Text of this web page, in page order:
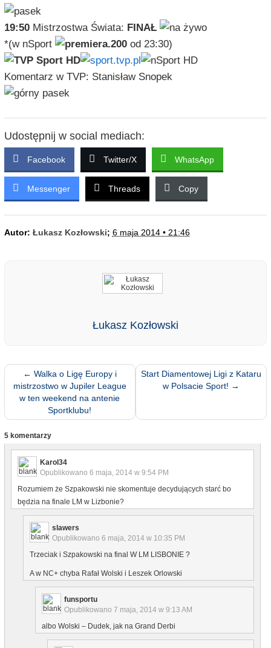
19:50 Mistrzostwa Świata: FINAŁ
*(w nSport
od 23:30)
Komentarz w TVP: Stanisław Snopek
Udostępnij w social mediach:
Facebook Twitter/X WhatsApp
Messenger Threads Copy
Autor: Łukasz Kozłowski; 6 maja 2014 • 21:46
Łukasz Kozłowski
← Walka o Ligę Europy i
mistrzostwo w Jupiler League
w ten weekend na antenie
Sportklubu!
Start Diamentowej Ligi z Kataru
w Polsacie Sport! →
5 komentarzy
Karol34
Opublikowano 6 maja, 2014 w 9:54 PM
Rozumiem że Szpakowski nie skomentuje decydujących starć bo
będzia na finale LM w Lizbonie?
slawers
Opublikowano 6 maja, 2014 w 10:35 PM
Trzeciak i Szpakowski na final W LM LISBONIE ?
A w NC+ chyba Rafał Wolski i Leszek Orlowski
funsportu
Opublikowano 7 maja, 2014 w 9:13 AM
albo Wolski – Dudek, jak na Grand Derbi